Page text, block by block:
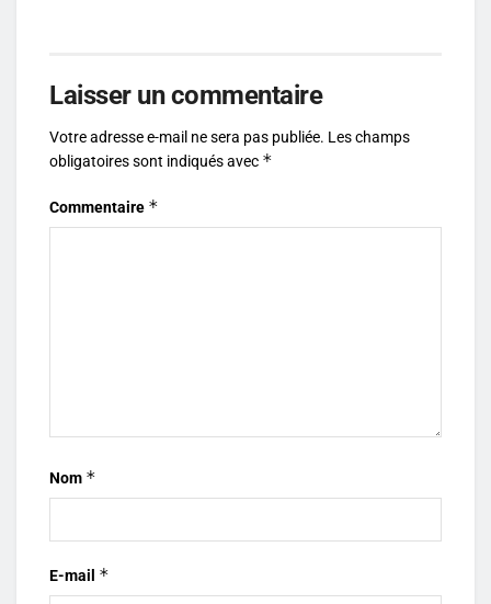
Laisser un commentaire
Votre adresse e-mail ne sera pas publiée. Les champs
obligatoires sont indiqués avec *
Commentaire *
Nom *
E-mail *